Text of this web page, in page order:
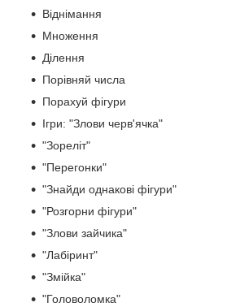
Віднімання
Множення
Ділення
Порівняй числа
Порахуй фігури
Ігри: "Злови черв'ячка"
"Зореліт"
"Перегонки"
"Знайди однакові фігури"
"Розгорни фігури"
"Злови зайчика"
"Лабіринт"
"Змійка"
"Головоломка"